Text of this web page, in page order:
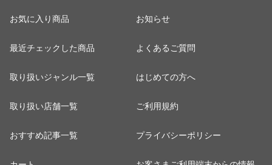
お気に入り商品
最近チェックした商品
取り扱いジャンル一覧
取り扱い店舗一覧
おすすめ記事一覧
お知らせ
よくあるご質問
はじめての方へ
ご利用規約
プライバシーポリシー